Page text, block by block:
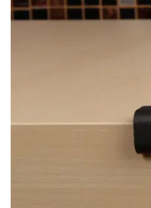
Protectii exterior
Casti antifonice pentru copii si